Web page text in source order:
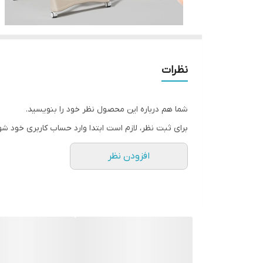
نظرات
شما هم درباره این محصول نظر خود را بنویسید.
برای ثبت نظر، لازم است ابتدا وارد حساب کاربری خود
افزودن نظر